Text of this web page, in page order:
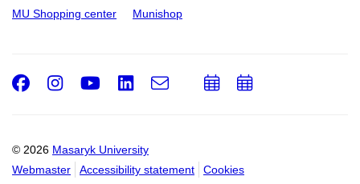
MU Shopping center Munishop
© 2026 Masaryk University
Webmaster
Accessibility statement Cookies
Facebook
Instagram
Youtube
LinkedIn
e-
AddAdd